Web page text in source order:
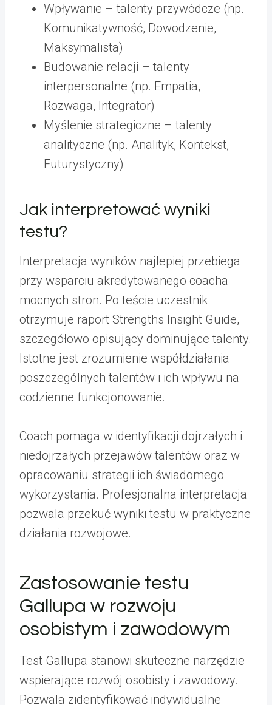
Wpływanie – talenty przywódcze (np.
Komunikatywność, Dowodzenie,
Maksymalista)
Budowanie relacji – talenty
interpersonalne (np. Empatia,
Rozwaga, Integrator)
Myślenie strategiczne – talenty
analityczne (np. Analityk, Kontekst,
Futurystyczny)
Jak interpretować wyniki
testu?
Interpretacja wyników najlepiej przebiega
przy wsparciu akredytowanego coacha
mocnych stron. Po teście uczestnik
otrzymuje raport Strengths Insight Guide,
szczegółowo opisujący dominujące talenty.
Istotne jest zrozumienie współdziałania
poszczególnych talentów i ich wpływu na
codzienne funkcjonowanie.
Coach pomaga w identyfikacji dojrzałych i
niedojrzałych przejawów talentów oraz w
opracowaniu strategii ich świadomego
wykorzystania. Profesjonalna interpretacja
pozwala przekuć wyniki testu w praktyczne
działania rozwojowe.
Zastosowanie testu
Gallupa w rozwoju
osobistym i zawodowym
Test Gallupa stanowi skuteczne narzędzie
wspierające rozwój osobisty i zawodowy.
Pozwala zidentyfikować indywidualne